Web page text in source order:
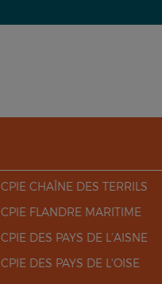
CPIE CHAÎNE DES TERRILS
CPIE FLANDRE MARITIME
CPIE DES PAYS DE L'AISNE
CPIE DES PAYS DE L'OISE